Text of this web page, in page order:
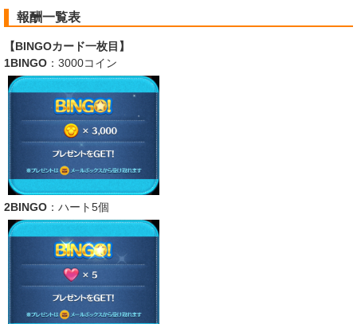
報酬一覧表
【BINGOカード一枚目】
1BINGO ：3000コイン
2BINGO ：ハート5個